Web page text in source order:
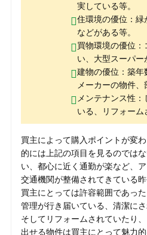
実している等。
住環境の優位：緑
などがある等。
買物環境の優位
い、大型スーパー
建物の優位：築年
メーカーの物件、
メンテナンス性
いる、リフォーム
買主によって購入ポイントが変
的には上記の項目を見るのでは
い、都心に近く通勤が楽など、
交通機関が整備されてきている
買主にとっては許容範囲であっ
管理が行き届いている、清潔に
そしてリフォームされていたり
出せる物件は買主にとって魅力